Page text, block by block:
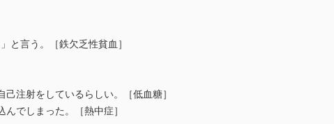
と言う。［鉄欠乏性貧血］
注射をしているらしい。［低血糖］
でしまった。［熱中症］